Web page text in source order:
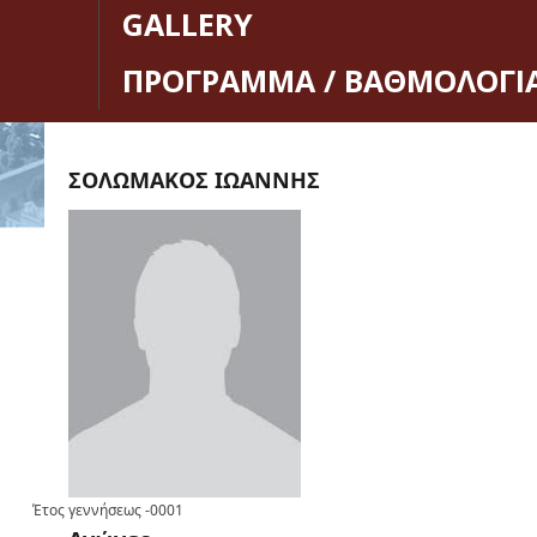
GALLERY
ΠΡΟΓΡΑΜΜΑ /
ΣΟΛΩΜΑΚΟΣ ΙΩΑΝΝΗΣ
Έτος γεννήσεως-0001